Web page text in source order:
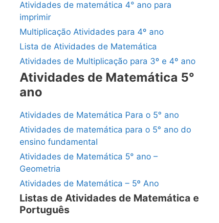
Atividades de matemática 4° ano para
imprimir
Multiplicação Atividades para 4º ano
Lista de Atividades de Matemática
Atividades de Multiplicação para 3º e 4º ano
Atividades de Matemática 5°
ano
Atividades de Matemática Para o 5° ano
Atividades de matemática para o 5° ano do
ensino fundamental
Atividades de Matemática 5° ano –
Geometria
Atividades de Matemática – 5º Ano
Listas de Atividades de Matemática e
Português